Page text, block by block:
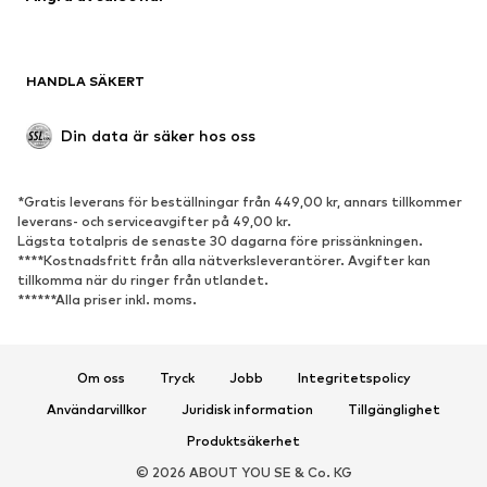
Upcycling
Populärt
Sneakers
Stövletter
Pumps & högklackade skor
Stövlar
Sandaler
Pantoletter
Inneskor
Exklusiv
HANDLA SÄKERT
Din data är säker hos oss
*Gratis leverans för beställningar från 449,00 kr, annars tillkommer
leverans- och serviceavgifter på 49,00 kr.
Lägsta totalpris de senaste 30 dagarna före prissänkningen.
****Kostnadsfritt från alla nätverksleverantörer. Avgifter kan
tillkomma när du ringer från utlandet.
******Alla priser inkl. moms.
Om oss Tryck Jobb
Integritetspolicy
Användarvillkor
Juridisk information
Tillgänglighet
Produktsäkerhet
© 2026 ABOUT YOU SE & Co. KG